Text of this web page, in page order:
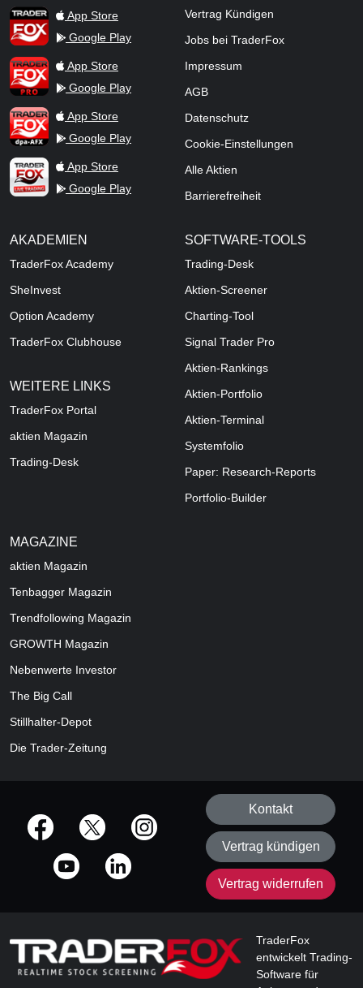
TraderFox AppApp Store
Google Play
TraderFox ProApp Store
Google Play
TraderFox dpa-AFX ProFeed
App Store
Google Play
TraderFox Live Trading
App Store
Google Play
Vertrag Kündigen
Jobs bei TraderFox
Impressum
AGB
Datenschutz
Cookie-Einstellungen
Alle Aktien
Barrierefreiheit
AKADEMIEN
TraderFox Academy
SheInvest
Option Academy
TraderFox Clubhouse
WEITERE LINKS
TraderFox Portal
aktien Magazin
Trading-Desk
SOFTWARE-TOOLS
Trading-Desk
Aktien-Screener
Charting-Tool
Signal Trader Pro
Aktien-Rankings
Aktien-Portfolio
Aktien-Terminal
Systemfolio
Paper: Research-Reports
Portfolio-Builder
MAGAZINE
aktien Magazin
Tenbagger Magazin
Trendfollowing Magazin
GROWTH Magazin
Nebenwerte Investor
The Big Call
Stillhalter-Depot
Die Trader-Zeitung
offizielle Social Media-Accounts
Kontakt
Vertrag kündigen
Vertrag widerrufen
TraderFox
entwickelt Trading-
Software für